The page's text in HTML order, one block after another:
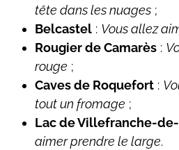
tête dans les nuages ;
Belcastel : Vous allez
Rougier de Camarès :
rouge ;
Caves de Roquefort :
tout un fromage ;
Lac de Villefranche-
aimer prendre le large.